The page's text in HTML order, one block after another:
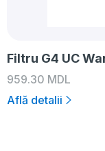
Filtru G4 UC
959.30 MDL
Află detalii